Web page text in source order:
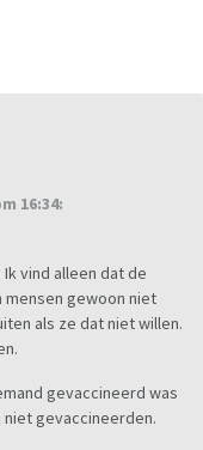
16:34:
vind alleen dat de
mensen gewoon niet
als ze dat niet willen.
gevaccineerd was
niet gevaccineerden.